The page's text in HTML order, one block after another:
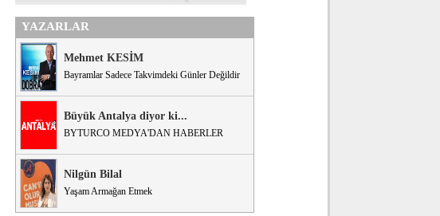
YAZARLAR
Mehmet KESİM
Bayramlar Sadece Takvimdeki Günler Değildir
Büyük Antalya diyor ki...
BYTURCO MEDYA'DAN HABERLER
Nilgün Bilal
Yaşam Armağan Etmek